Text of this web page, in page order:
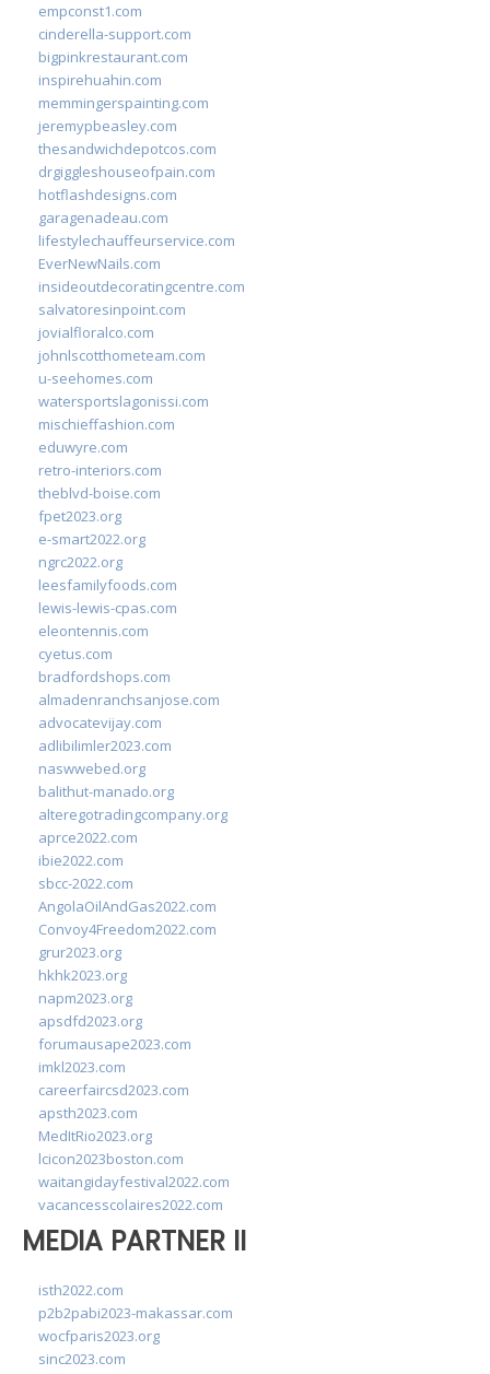
empconst1.com
cinderella-support.com
bigpinkrestaurant.com
inspirehuahin.com
memmingerspainting.com
jeremypbeasley.com
thesandwichdepotcos.com
drgiggleshouseofpain.com
hotflashdesigns.com
garagenadeau.com
lifestylechauffeurservice.com
EverNewNails.com
insideoutdecoratingcentre.com
salvatoresinpoint.com
jovialfloralco.com
johnlscotthometeam.com
u-seehomes.com
watersportslagonissi.com
mischieffashion.com
eduwyre.com
retro-interiors.com
theblvd-boise.com
fpet2023.org
e-smart2022.org
ngrc2022.org
leesfamilyfoods.com
lewis-lewis-cpas.com
eleontennis.com
cyetus.com
bradfordshops.com
almadenranchsanjose.com
advocatevijay.com
adlibilimler2023.com
naswwebed.org
balithut-manado.org
alteregotradingcompany.org
aprce2022.com
ibie2022.com
sbcc-2022.com
AngolaOilAndGas2022.com
Convoy4Freedom2022.com
grur2023.org
hkhk2023.org
napm2023.org
apsdfd2023.org
forumausape2023.com
imkl2023.com
careerfaircsd2023.com
apsth2023.com
MedItRio2023.org
lcicon2023boston.com
waitangidayfestival2022.com
vacancesscolaires2022.com
MEDIA PARTNER II
isth2022.com
p2b2pabi2023-makassar.com
wocfparis2023.org
sinc2023.com